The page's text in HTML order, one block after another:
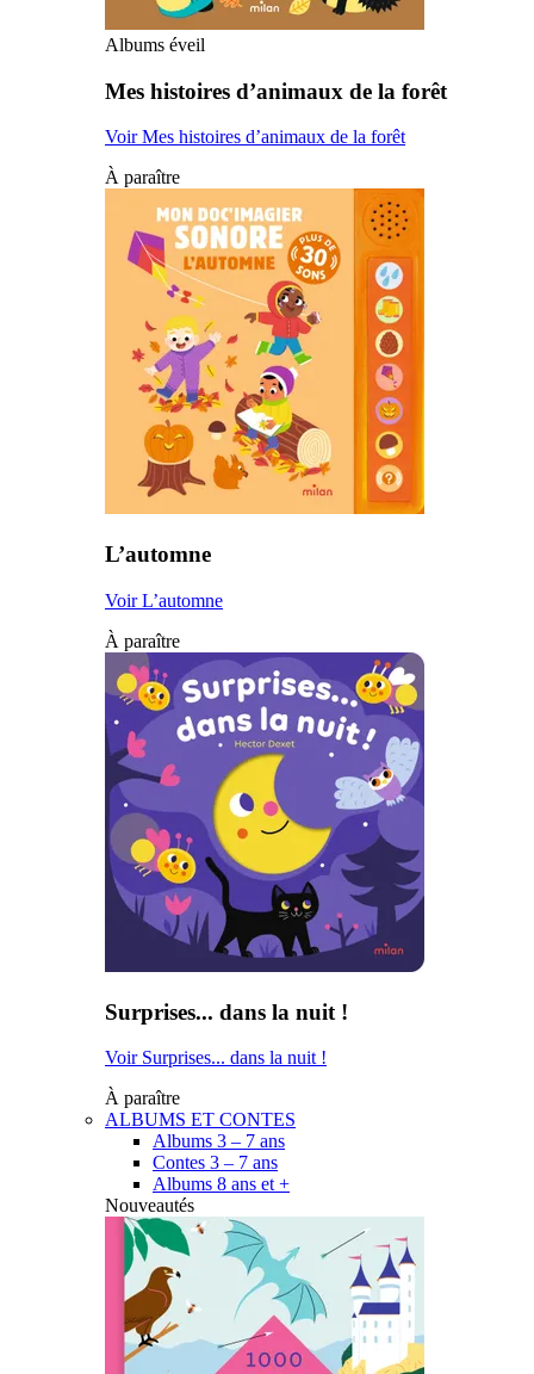
Albums éveil
Mes histoires d’animaux de la forêt
Voir Mes histoires d’animaux de la forêt
À paraître
L’automne
Voir L’automne
À paraître
Surprises... dans la nuit !
Voir Surprises... dans la nuit !
À paraître
ALBUMS ET CONTES
Albums 3 – 7 ans
Contes 3 – 7 ans
Albums 8 ans et +
Nouveautés